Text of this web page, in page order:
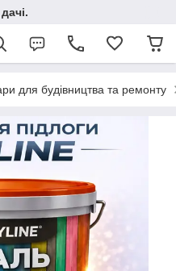
для будівництва та ремонту